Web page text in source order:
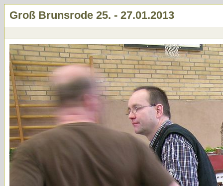
Groß Brunsrode 25. - 27.01.2013